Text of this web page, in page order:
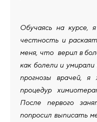
Обучаясь на курсе,
честность и
меня, что верил в
как болели и
прогнозы врачей, я
процедур
После первого
попросил выписать